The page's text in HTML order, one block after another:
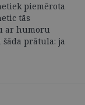
piemērota
tās
ar humoru
prātula: ja